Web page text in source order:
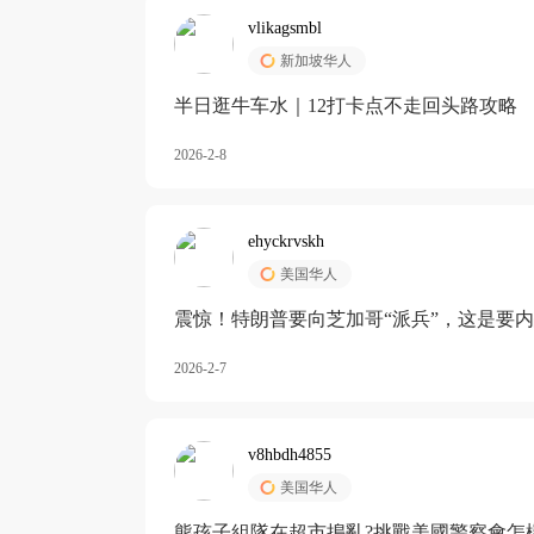
vlikagsmbl
新加坡华人
半日逛牛车水｜12打卡点不走回头路攻略
2026-2-8
ehyckrvskh
美国华人
震惊！特朗普要向芝加哥“派兵”，这是要
2026-2-7
v8hbdh4855
美国华人